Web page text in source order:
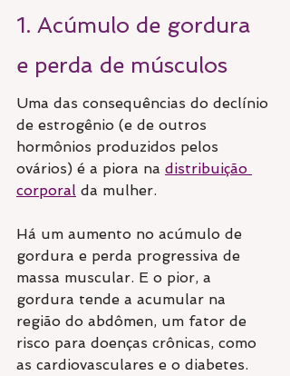
1. Acúmulo de gordura
e perda de músculos
Uma das consequências do declínio
de estrogênio (e de outros
hormônios produzidos pelos
ovários) é a piora na distribuição
corporal da mulher.
Há um aumento no acúmulo de
gordura e perda progressiva de
massa muscular. E o pior, a
gordura tende a acumular na
região do abdômen, um fator de
risco para doenças crônicas, como
as cardiovasculares e o diabetes.